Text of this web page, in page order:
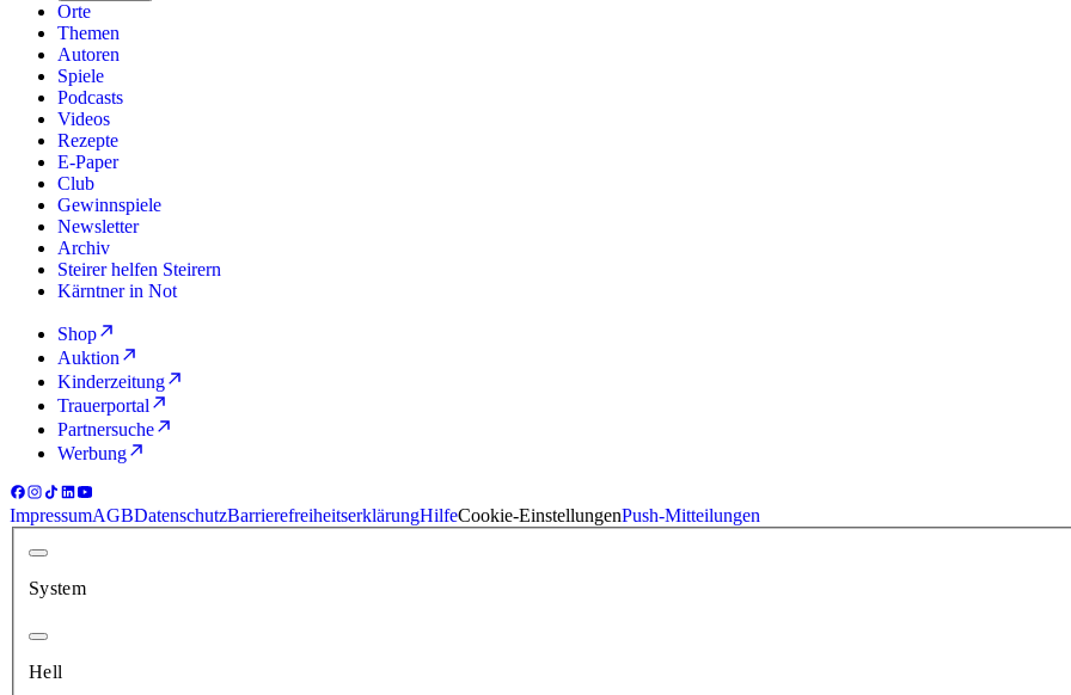
Orte
Themen
Autoren
Spiele
Podcasts
Videos
Rezepte
E-Paper
Club
Gewinnspiele
Newsletter
Archiv
Steirer helfen Steirern
Kärntner in Not
Shop
Auktion
Kinderzeitung
Trauerportal
Partnersuche
Werbung
ImpressumAGBDatenschutzBarrierefreiheitserklärungHilfeCookie-EinstellungenPush-Mitteilungen
System
Hell